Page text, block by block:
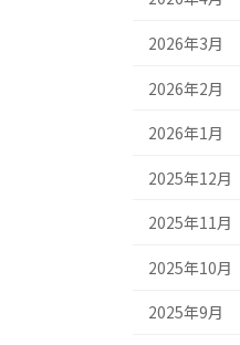
2026年3月
2026年2月
2026年1月
2025年12月
2025年11月
2025年10月
2025年9月